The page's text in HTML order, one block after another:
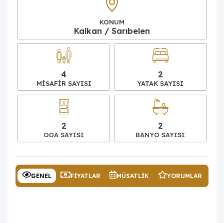
KONUM
Kalkan / Sarıbelen
4
MISAFIR SAYISI
2
YATAK SAYISI
2
ODA SAYISI
2
BANYO SAYISI
GENEL FIYATLAR MÜSATLIK YORUMLAR